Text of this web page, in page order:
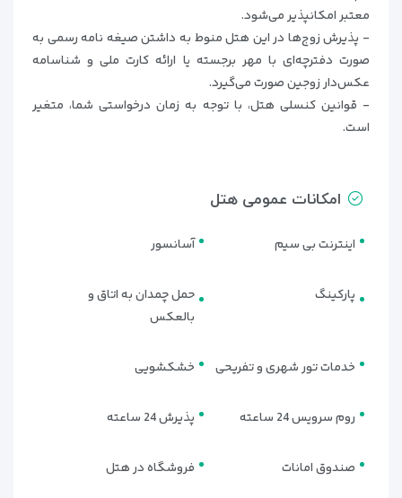
معتبر امکانپذیر می‌شود.
- پذیرش زوج‌ها در این هتل منوط به داشتن صیغه نامه رسمی به
صورت دفترچه‌ای با مهر برجسته یا ارائه کارت ملی و شناسامه
عکس‌دار زوجین صورت می‌گیرد.
- قوانین کنسلی هتل، با توجه به زمان درخواستی شما، متغیر
است.
امکانات عمومی هتل
اینترنت بی سیم آسانسور
پارکینگ
حمل چمدان به اتاق و
بالعکس
خدمات تور شهری و تفریحی خشکشویی
روم سرویس 24 ساعته پذیرش 24 ساعته
صندوق امانات فروشگاه در هتل